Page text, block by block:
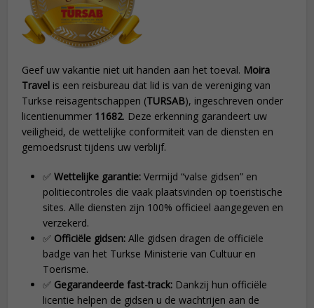
Geef uw vakantie niet uit handen aan het toeval. Moira
Travel is een reisbureau dat lid is van de vereniging van
Turkse reisagentschappen (TURSAB), ingeschreven onder
licentienummer 11682. Deze erkenning garandeert uw
veiligheid, de wettelijke conformiteit van de diensten en
gemoedsrust tijdens uw verblijf.
✅Wettelijke garantie: Vermijd “valse gidsen” en
politiecontroles die vaak plaatsvinden op toeristische
sites. Alle diensten zijn 100% officieel aangegeven en
verzekerd.
✅ Officiële gidsen: Alle gidsen dragen de officiële
badge van het Turkse Ministerie van Cultuur en
Toerisme.
✅ Gegarandeerde fast-track: Dankzij hun officiële
licentie helpen de gidsen u de wachtrijen aan de